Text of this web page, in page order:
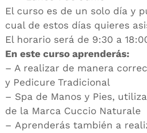
El curso es de un solo día y
cual de estos días quieres
El horario será de 9:30 a
En este curso aprenderás:
– A realizar de manera
y Pedicure Tradicional
– Spa de Manos y Pies,
de la Marca Cuccio Naturale
– Aprenderás también a